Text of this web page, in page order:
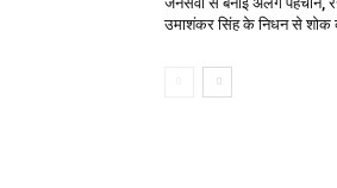
उमाशंकर सिंह के निधन से शोक